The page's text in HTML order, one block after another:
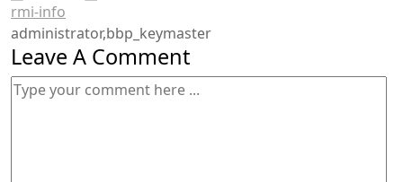
rmi-info
administrator,bbp_keymaster
Leave A Comment